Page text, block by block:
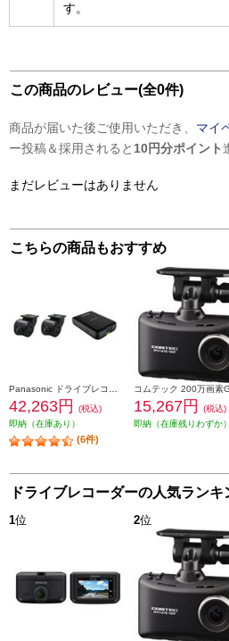
す。
この商品のレビュー(全0件)
商品が届いた後ご使用いただき、 マイ
ー投稿＆採用されると 10円分ポイント
まだレビューはありません
こちらの商品もおすすめ
42,263円
(税込)
即納（在庫あり）
(6件)
15,267円
(税込)
即納（在庫残りわずか）
ドライブレコーダーの人気ランキ
1位 2位